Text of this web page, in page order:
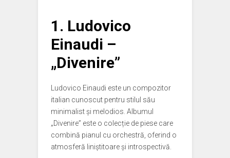
1. Ludovico
Einaudi –
„Divenire”
Ludovico Einaudi este un compozitor
italian cunoscut pentru stilul său
minimalist și melodios. Albumul
„Divenire” este o colecție de piese care
combină pianul cu orchestră, oferind o
atmosferă liniștitoare și introspectivă.